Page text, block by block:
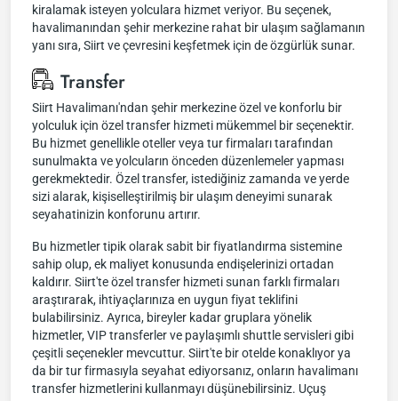
kiralamak isteyen yolculara hizmet veriyor. Bu seçenek,
havalimanından şehir merkezine rahat bir ulaşım sağlamanın
yanı sıra, Siirt ve çevresini keşfetmek için de özgürlük sunar.
Transfer
Siirt Havalimanı'ndan şehir merkezine özel ve konforlu bir
yolculuk için özel transfer hizmeti mükemmel bir seçenektir.
Bu hizmet genellikle oteller veya tur firmaları tarafından
sunulmakta ve yolcuların önceden düzenlemeler yapması
gerekmektedir. Özel transfer, istediğiniz zamanda ve yerde
sizi alarak, kişiselleştirilmiş bir ulaşım deneyimi sunarak
seyahatinizin konforunu artırır.
Bu hizmetler tipik olarak sabit bir fiyatlandırma sistemine
sahip olup, ek maliyet konusunda endişelerinizi ortadan
kaldırır. Siirt'te özel transfer hizmeti sunan farklı firmaları
araştırarak, ihtiyaçlarınıza en uygun fiyat teklifini
bulabilirsiniz. Ayrıca, bireyler kadar gruplara yönelik
hizmetler, VIP transferler ve paylaşımlı shuttle servisleri gibi
çeşitli seçenekler mevcuttur. Siirt'te bir otelde konaklıyor ya
da bir tur firmasıyla seyahat ediyorsanız, onların havalimanı
transfer hizmetlerini kullanmayı düşünebilirsiniz. Uçuş